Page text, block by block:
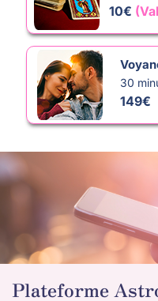
éclairage complet sur
Je suis ici pour vous
recherchez et à vous
serein.Contactez-moi dès
consultation générale de
À très bientôt,
10€
30
149€
Plateforme